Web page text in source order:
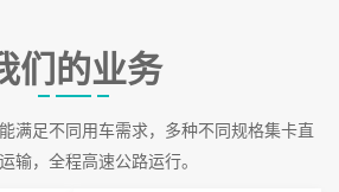
们的业务
满足不同用车需求，多种不同规格集卡直
输，全程高速公路运行。